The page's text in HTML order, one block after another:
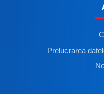
Prelucrarea